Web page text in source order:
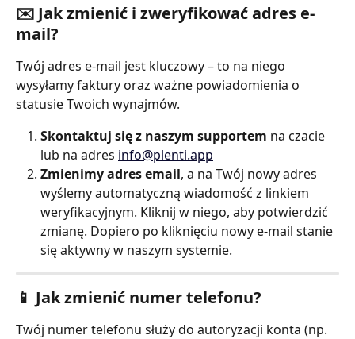
✉️ Jak zmienić i zweryfikować adres e-
mail?
Twój adres e-mail jest kluczowy – to na niego
wysyłamy faktury oraz ważne powiadomienia o
statusie Twoich wynajmów.
Skontaktuj się z naszym supportem na czacie
lub na adres info@plenti.app
Zmienimy adres email, a na Twój nowy adres
wyślemy automatyczną wiadomość z linkiem
weryfikacyjnym. Kliknij w niego, aby potwierdzić
zmianę. Dopiero po kliknięciu nowy e-mail stanie
się aktywny w naszym systemie.
📱 Jak zmienić numer telefonu?
Twój numer telefonu służy do autoryzacji konta (np.